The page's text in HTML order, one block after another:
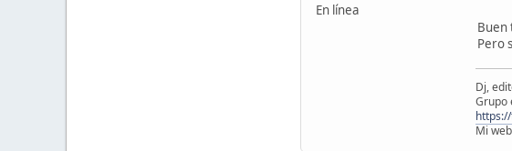
En línea
Buen
Pero
Dj,
Grupo
Mi